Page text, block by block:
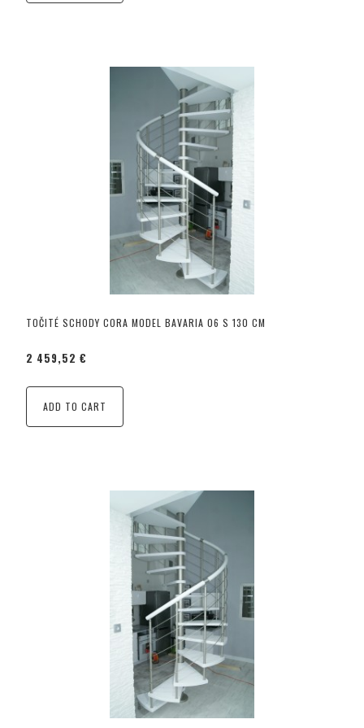
TOČITÉ SCHODY CORA MODEL BAVARIA 06 S 130 CM
2 459,52 €
ADD TO CART